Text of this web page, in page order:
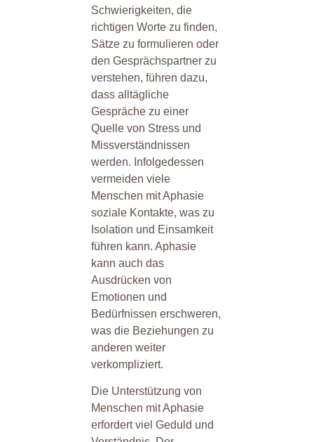
Schwierigkeiten, die
richtigen Worte zu finden,
Sätze zu formulieren oder
den Gesprächspartner zu
verstehen, führen dazu,
dass alltägliche
Gespräche zu einer
Quelle von Stress und
Missverständnissen
werden. Infolgedessen
vermeiden viele
Menschen mit Aphasie
soziale Kontakte, was zu
Isolation und Einsamkeit
führen kann. Aphasie
kann auch das
Ausdrücken von
Emotionen und
Bedürfnissen erschweren,
was die Beziehungen zu
anderen weiter
verkompliziert.
Die Unterstützung von
Menschen mit Aphasie
erfordert viel Geduld und